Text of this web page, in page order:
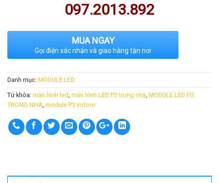
097.2013.892
MUA NGAY
Gọi điện xác nhận và giao hàng tận nơi
Danh mục: MODULE LED
Từ khóa: màn hình led, màn hình LED P3 trong nhà, MODULE LED P3
TRONG NHÀ, module P3 indoor